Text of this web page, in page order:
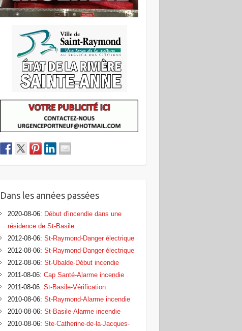
Dans les années passées
2020-08-06: Début d'incendie dans une
résidence de St-Basile
2012-08-06: St-Raymond-Danger électrique
2012-08-06: St-Raymond-Danger électrique
2012-08-06: St-Ubalde-Début incendie
2011-08-06: Cap Santé-Alarme incendie
2011-08-06: St-Basile-Vérification
2010-08-06: St-Raymond-Alarme incendie
2010-08-06: St-Basile-Alarme incendie
2010-08-06: Ste-Catherine-de-la-Jacques-